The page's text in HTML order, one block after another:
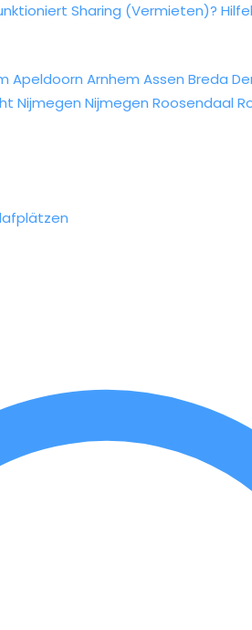
Sharing (Vermieten)?
Apeldoorn Arnhem Assen Breda
Nijmegen Nijmegen Roosendaal